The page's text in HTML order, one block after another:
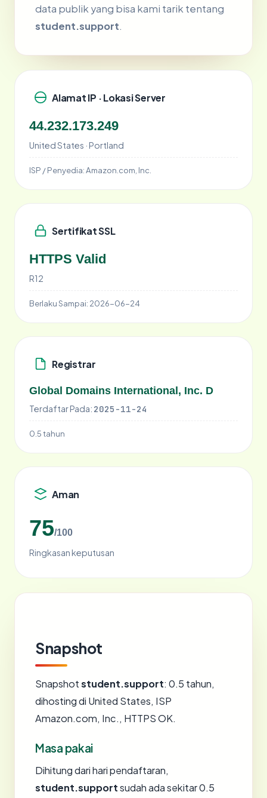
data publik yang bisa kami tarik tentang
student.support.
Alamat IP · Lokasi Server
44.232.173.249
United States · Portland
ISP / Penyedia:Amazon.com, Inc.
Sertifikat SSL
HTTPS Valid
R12
Berlaku Sampai: 2026-06-24
Registrar
Global Domains International, Inc. D
Terdaftar Pada: 2025-11-24
0.5 tahun
Aman
75/100
Ringkasan keputusan
Snapshot
Snapshotstudent.support: 0.5 tahun,
dihosting di United States, ISP
Amazon.com, Inc., HTTPS OK.
Masa pakai
Dihitung dari hari pendaftaran,
student.supportsudah ada sekitar 0.5